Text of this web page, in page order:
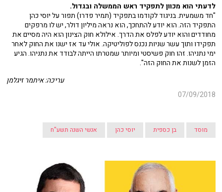
לדעתי הוא מכוון לתפקיד ראש הממשלה ובגדול.
"חד משמעית. בניגוד לקודמו בתפקיד (תמיר פדרו) תפור על יוסי כהן
התפקיד הזה. הוא יודע להתחכך, הוא נראה מיליון דולר, יש לו מרפקים
מחודדים והוא יודע לפלס את הדרך. אילולא חוק הצינון הוא היה מסיים את
תפקידו ותוך עשר שניות נכנס לפוליטיקה. אולי עד אז ישנו את החוק לאחר
ימי נתניהו. זהו חוק פשיסטי ומיותר שמטרתו הייתה לבודד את נתניהו. הגיע
הזמן לשנות את החוק הזה".
עריכה: איתמר זיגלמן
07/09/2018
מוסד בן כספית יוסי כהן אנשי השנה תשע"ח